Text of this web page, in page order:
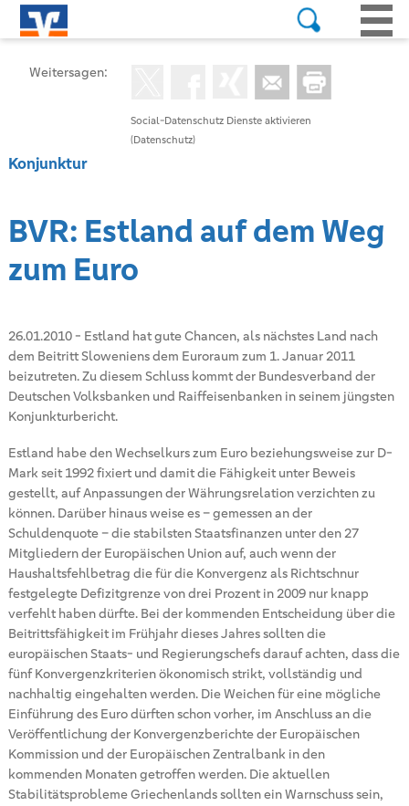
Social-Datenschutz Dienste aktivieren
(Datenschutz)
Weitersagen:
Konjunktur
BVR: Estland auf dem Weg
zum Euro
26.01.2010- Estland hat gute Chancen, als nächstes Land nach
dem Beitritt Sloweniens dem Euroraum zum 1. Januar 2011
beizutreten. Zu diesem Schluss kommt der Bundesverband der
Deutschen Volksbanken und Raiffeisenbanken in seinem jüngsten
Konjunkturbericht.
Estland habe den Wechselkurs zum Euro beziehungsweise zur D-
Mark seit 1992 fixiert und damit die Fähigkeit unter Beweis
gestellt, auf Anpassungen der Währungsrelation verzichten zu
können. Darüber hinaus weise es – gemessen an der
Schuldenquote – die stabilsten Staatsfinanzen unter den 27
Mitgliedern der Europäischen Union auf, auch wenn der
Haushaltsfehlbetrag die für die Konvergenz als Richtschnur
festgelegte Defizitgrenze von drei Prozent in 2009 nur knapp
verfehlt haben dürfte. Bei der kommenden Entscheidung über die
Beitrittsfähigkeit im Frühjahr dieses Jahres sollten die
europäischen Staats- und Regierungschefs darauf achten, dass die
fünf Konvergenzkriterien ökonomisch strikt, vollständig und
nachhaltig eingehalten werden. Die Weichen für eine mögliche
Einführung des Euro dürften schon vorher, im Anschluss an die
Veröffentlichung der Konvergenzberichte der Europäischen
Kommission und der Europäischen Zentralbank in den
kommenden Monaten getroffen werden. Die aktuellen
Stabilitätsprobleme Griechenlands sollten ein Warnschuss sein,